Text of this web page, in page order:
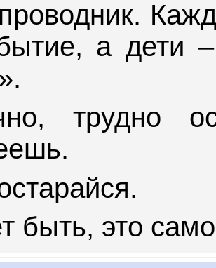
а дети
трудно
быть, это